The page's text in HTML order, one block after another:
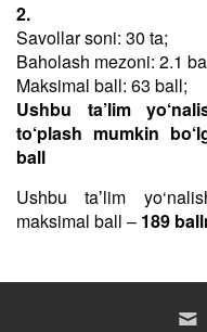
2.
Savollar soni: 30 ta;
Baholash mezoni: 2.1
Maksimal ball: 63 ball;
Ushbu ta’lim
to‘plash mumkin
ball
Ushbu taʼlim
maksimal ball – 189